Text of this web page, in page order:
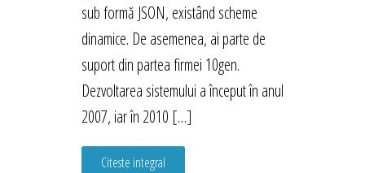
sub formă JSON, existând scheme
dinamice. De asemenea, ai parte de
suport din partea firmei 10gen.
Dezvoltarea sistemului a început în anul
2007, iar în 2010 […]
Citeste integral